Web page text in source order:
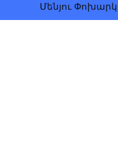
Մենյու